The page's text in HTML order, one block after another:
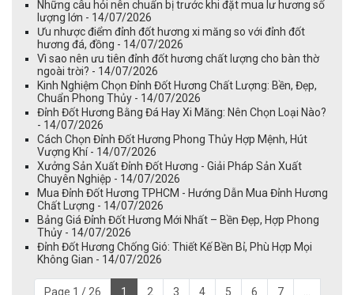
Những câu hỏi nên chuẩn bị trước khi đặt mua lư hương số
lượng lớn - 14/07/2026
Ưu nhược điểm đỉnh đốt hương xi măng so với đỉnh đốt
hương đá, đồng - 14/07/2026
Vì sao nên ưu tiên đỉnh đốt hương chất lượng cho bàn thờ
ngoài trời? - 14/07/2026
Kinh Nghiệm Chọn Đỉnh Đốt Hương Chất Lượng: Bền, Đẹp,
Chuẩn Phong Thủy - 14/07/2026
Đỉnh Đốt Hương Bằng Đá Hay Xi Măng: Nên Chọn Loại Nào?
- 14/07/2026
Cách Chọn Đỉnh Đốt Hương Phong Thủy Hợp Mệnh, Hút
Vượng Khí - 14/07/2026
Xưởng Sản Xuất Đỉnh Đốt Hương - Giải Pháp Sản Xuất
Chuyên Nghiệp - 14/07/2026
Mua Đỉnh Đốt Hương TPHCM - Hướng Dẫn Mua Đỉnh Hương
Chất Lượng - 14/07/2026
Bảng Giá Đỉnh Đốt Hương Mới Nhất – Bền Đẹp, Hợp Phong
Thủy - 14/07/2026
Đỉnh Đốt Hương Chống Gió: Thiết Kế Bền Bỉ, Phù Hợp Mọi
Không Gian - 14/07/2026
Page 1 / 26 1 2 3 4 5 6 7